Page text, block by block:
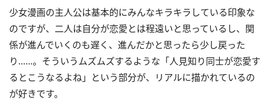
少女漫画の主人公は基本的にみんなキラキラしている印象な
のですが、二人は自分が恋愛とは程遠いと思っているし、関
係が進んでいくのも遅く、進んだかと思ったら少し戻った
り……。そういうムズムズするような「人見知り同士が恋愛す
るとこうなるよね」という部分が、リアルに描かれているの
が好きです。